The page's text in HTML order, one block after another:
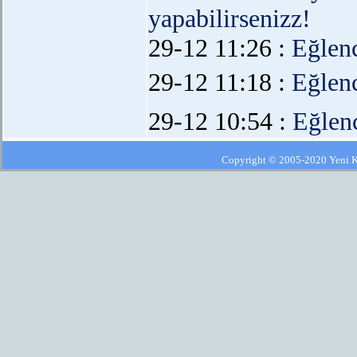
yapabilirsenizz!
29-12 11:26 :
29-12 11:18 :
29-12 10:54 :
Copyright © 2005-2020 Yeni